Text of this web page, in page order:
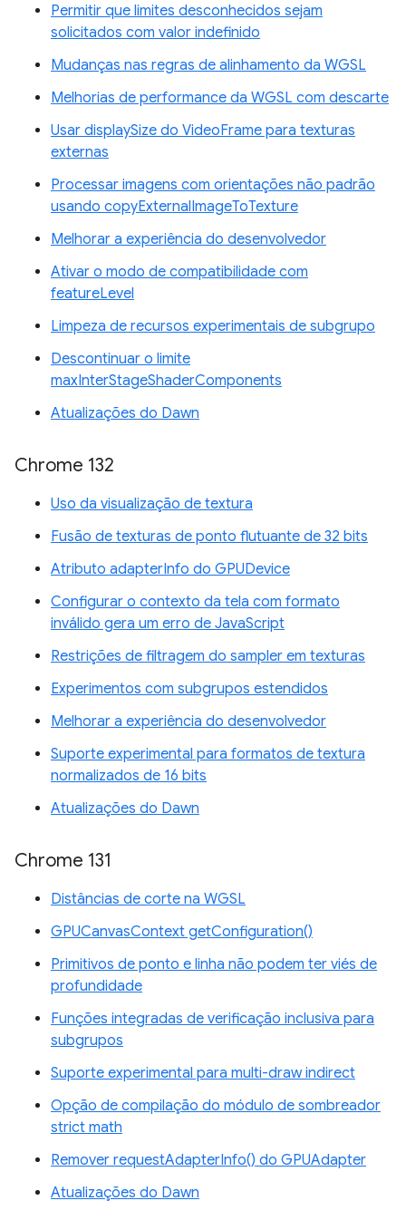
Permitir que limites desconhecidos sejam
solicitados com valor indefinido
Mudanças nas regras de alinhamento da WGSL
Melhorias de performance da WGSL com descarte
Usar displaySize do VideoFrame para texturas
externas
Processar imagens com orientações não padrão
usando copyExternalImageToTexture
Melhorar a experiência do desenvolvedor
Ativar o modo de compatibilidade com
featureLevel
Limpeza de recursos experimentais de subgrupo
Descontinuar o limite
maxInterStageShaderComponents
Atualizações do Dawn
Chrome 132
Uso da visualização de textura
Fusão de texturas de ponto flutuante de 32 bits
Atributo adapterInfo do GPUDevice
Configurar o contexto da tela com formato
inválido gera um erro de JavaScript
Restrições de filtragem do sampler em texturas
Experimentos com subgrupos estendidos
Melhorar a experiência do desenvolvedor
Suporte experimental para formatos de textura
normalizados de 16 bits
Atualizações do Dawn
Chrome 131
Distâncias de corte na WGSL
GPUCanvasContext getConfiguration()
Primitivos de ponto e linha não podem ter viés de
profundidade
Funções integradas de verificação inclusiva para
subgrupos
Suporte experimental para multi-draw indirect
Opção de compilação do módulo de sombreador
strict math
Remover requestAdapterInfo() do GPUAdapter
Atualizações do Dawn